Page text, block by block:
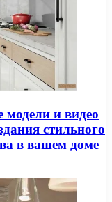
и видео
стильного
в вашем доме